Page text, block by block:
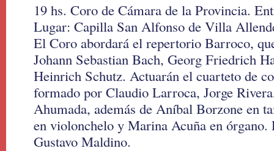
19 hs. Coro de Cámara de la Provincia.
Lugar: Capilla San Alfonso de Villa
El Coro abordará el repertorio Barroco,
Johann Sebastian Bach, Georg Friedrich
Heinrich Schutz. Actuarán el cuarteto de
formado por Claudio Larroca, Jorge
Ahumada, además de Aníbal Borzone en
en violonchelo y Marina Acuña en órgano.
Gustavo Maldino.